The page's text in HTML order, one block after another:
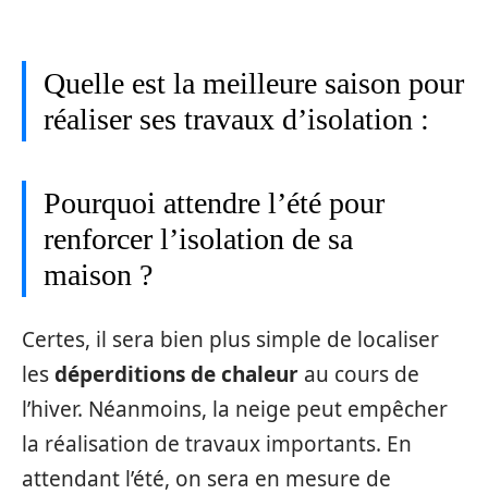
Quelle est la meilleure saison pour
réaliser ses travaux d’isolation :
Pourquoi attendre l’été pour
renforcer l’isolation de sa
maison ?
Certes, il sera bien plus simple de localiser
lesdéperditions de chaleur au cours de
l’hiver. Néanmoins, la neige peut empêcher
la réalisation de travaux importants. En
attendant l’été, on sera en mesure de